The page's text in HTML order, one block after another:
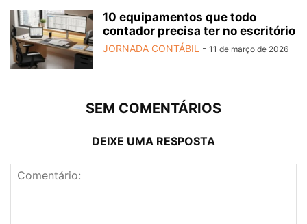
10 equipamentos que todo
contador precisa ter no escritório
JORNADA CONTÁBIL - 11 de março de 2026
SEM COMENTÁRIOS
DEIXE UMA RESPOSTA